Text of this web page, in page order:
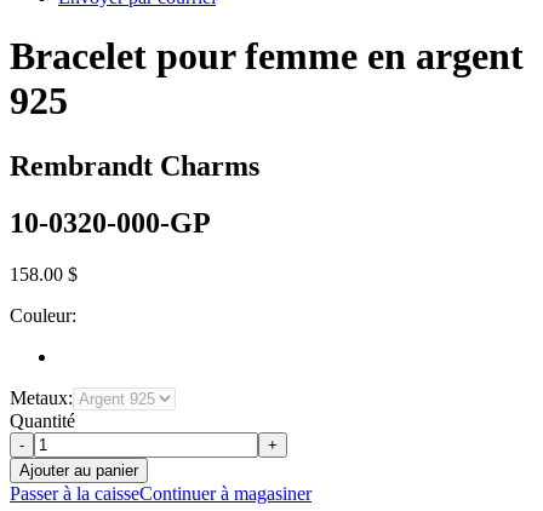
Bracelet pour femme en argent
925
Rembrandt Charms
10-0320-000-GP
158.00 $
Couleur:
Metaux:
Quantité
-
+
Ajouter au panier
Passer à la caisseContinuer à magasiner